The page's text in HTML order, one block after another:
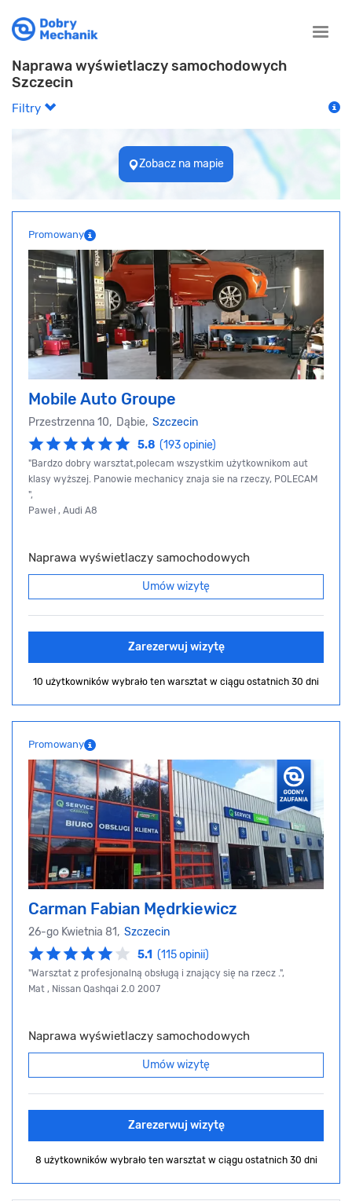
Toggle
Naprawa wyświetlaczy samochodowych
Szczecin
Filtry
Zobacz na mapie
Promowany
Mobile Auto Groupe
Przestrzenna 10, Dąbie, Szczecin
5.8 (193 opinie)
"Bardzo dobry warsztat,polecam wszystkim użytkownikom aut
klasy wyższej. Panowie mechanicy znaja sie na rzeczy, POLECAM
",
Paweł , Audi A8
Naprawa wyświetlaczy samochodowych
Umów wizytę
Zarezerwuj wizytę
10 użytkowników wybrało ten warsztat w ciągu ostatnich 30 dni
Promowany
Carman Fabian Mędrkiewicz
26-go Kwietnia 81, Szczecin
5.1 (115 opinii)
"Warsztat z profesjonalną obsługą i znający się na rzecz .",
Mat , Nissan Qashqai 2.0 2007
Naprawa wyświetlaczy samochodowych
Umów wizytę
Zarezerwuj wizytę
8 użytkowników wybrało ten warsztat w ciągu ostatnich 30 dni